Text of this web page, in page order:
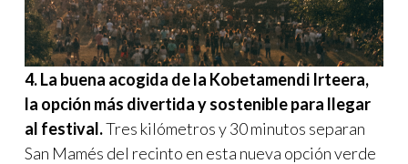
4. La buena acogida de la Kobetamendi Irteera,
la opción más divertida y sostenible para llegar
al festival.Tres kilómetros y 30 minutos separan
San Mamés del recinto en esta nueva opción verde